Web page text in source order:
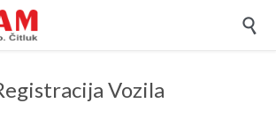

Vozila